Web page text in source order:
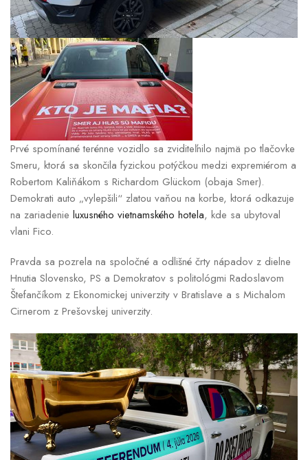
Prvé spomínané terénne vozidlo sa zviditeľnilo najmä po tlačovke
Smeru, ktorá sa skončila fyzickou potýčkou medzi expremiérom a
Robertom Kaliňákom s Richardom Glückom (obaja Smer).
Demokrati auto „vylepšili“ zlatou vaňou na korbe, ktorá odkazuje
na zariadenie luxusného vietnamského hotela, kde sa ubytoval
vlani Fico.
Pravda sa pozrela na spoločné a odlišné črty nápadov z dielne
Hnutia Slovensko, PS a Demokratov s politológmi Radoslavom
Štefančíkom z Ekonomickej univerzity v Bratislave a s Michalom
Cirnerom z Prešovskej univerzity.